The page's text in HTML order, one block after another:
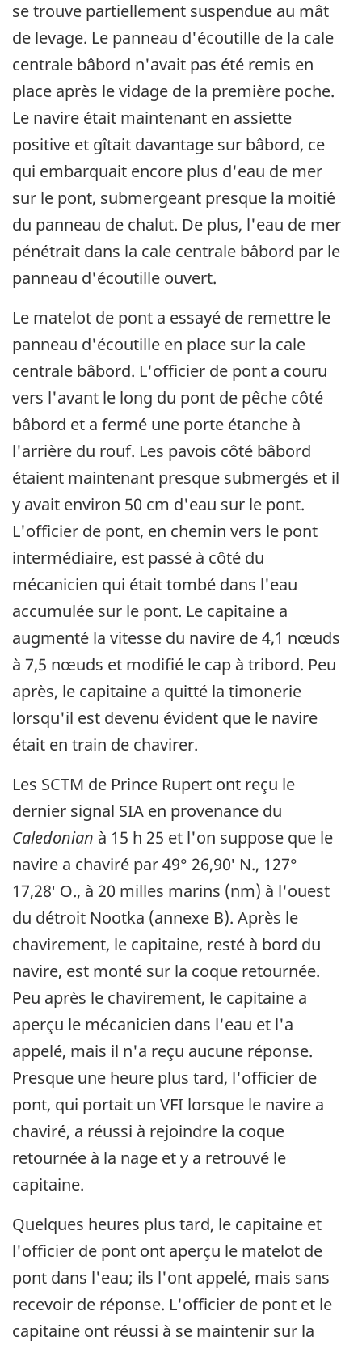
se trouve partiellement suspendue au mât
de levage. Le panneau d'écoutille de la cale
centrale bâbord n'avait pas été remis en
place après le vidage de la première poche.
Le navire était maintenant en assiette
positive et gîtait davantage sur bâbord, ce
qui embarquait encore plus d'eau de mer
sur le pont, submergeant presque la moitié
du panneau de chalut. De plus, l'eau de mer
pénétrait dans la cale centrale bâbord par le
panneau d'écoutille ouvert.
Le matelot de pont a essayé de remettre le
panneau d'écoutille en place sur la cale
centrale bâbord. L'officier de pont a couru
vers l'avant le long du pont de pêche côté
bâbord et a fermé une porte étanche à
l'arrière du rouf. Les pavois côté bâbord
étaient maintenant presque submergés et il
y avait environ 50 cm d'eau sur le pont.
L'officier de pont, en chemin vers le pont
intermédiaire, est passé à côté du
mécanicien qui était tombé dans l'eau
accumulée sur le pont. Le capitaine a
augmenté la vitesse du navire de 4,1 nœuds
à 7,5 nœuds et modifié le cap à tribord. Peu
après, le capitaine a quitté la timonerie
lorsqu'il est devenu évident que le navire
était en train de chavirer.
Les SCTM de Prince Rupert ont reçu le
dernier signal SIA en provenance du
Caledonian à 15 h 25 et l'on suppose que le
navire a chaviré par 49° 26,90′ N., 127°
17,28′ O., à 20 milles marins (nm) à l'ouest
du détroit Nootka (annexe B). Après le
chavirement, le capitaine, resté à bord du
navire, est monté sur la coque retournée.
Peu après le chavirement, le capitaine a
aperçu le mécanicien dans l'eau et l'a
appelé, mais il n'a reçu aucune réponse.
Presque une heure plus tard, l'officier de
pont, qui portait un VFI lorsque le navire a
chaviré, a réussi à rejoindre la coque
retournée à la nage et y a retrouvé le
capitaine.
Quelques heures plus tard, le capitaine et
l'officier de pont ont aperçu le matelot de
pont dans l'eau; ils l'ont appelé, mais sans
recevoir de réponse. L'officier de pont et le
capitaine ont réussi à se maintenir sur la